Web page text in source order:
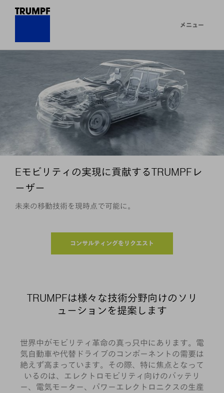
メニュー
Eモビリティの実現に貢献するTRUMPFレ
ーザー
未来の移動技術を現時点で可能に。
コンサルティングをリクエスト
TRUMPFは様々な技術分野向けのソリ
ューションを提案します
世界中がモビリティ革命の真っ只中にあります。電
気自動車や代替ドライブのコンポーネントの需要は
絶えず高まっています。その際、特に焦点となって
いるのは、エレクトロモビリティ向けのバッテリ
ー、電気モーター、パワーエレクトロニクスの生産